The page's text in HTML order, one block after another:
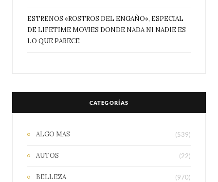
ESTRENOS «ROSTROS DEL ENGAÑO», ESPECIAL
DE LIFETIME MOVIES DONDE NADA NI NADIE ES
LO QUE PARECE
CATEGORÍAS
ALGO MAS (539)
AUTOS (22)
BELLEZA (970)